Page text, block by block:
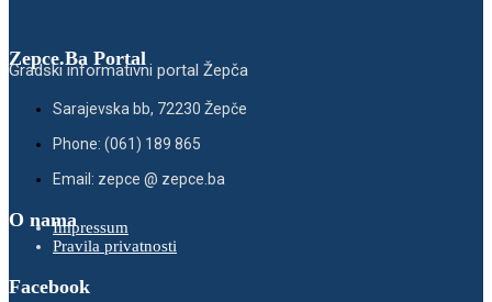
Zepce.Ba Portal
Gradski informativni portal Žepča
Sarajevska bb, 72230 Žepče
Phone: (061) 189 865
Email: zepce @ zepce.ba
O namaImpressum
Pravila privatnosti
Facebook